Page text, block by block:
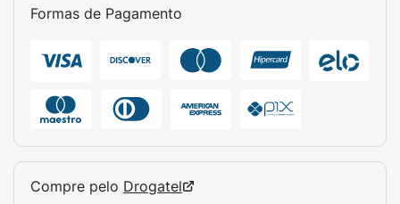
Formas de Pagamento
Compre pelo Drogatel